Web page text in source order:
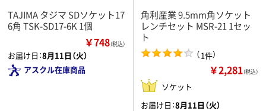
TAJIMA タジマ SDソケット17
6角 TSK-SD17-6K 1個
￥748（税込）
お届け日：8月11日（火）
アスクル在庫商品
角利産業 9.5mm角ソケット
レンチセット MSR-21 1セッ
ト
（1件）
￥2,281（税込）
ソケット
お届け日：8月11日（火）